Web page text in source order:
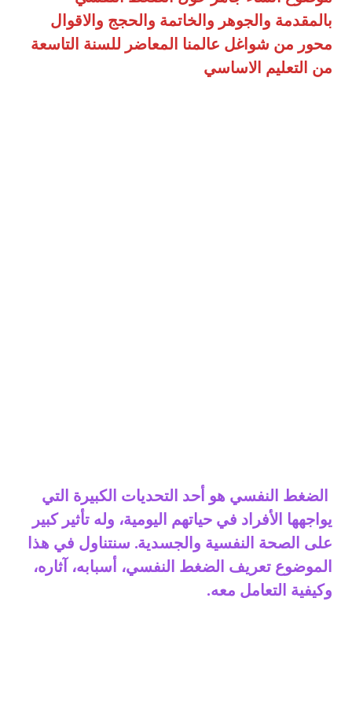
بالمقدمة والجوهر والخاتمة والحجج والاقوال
محور من شواغل عالمنا المعاضر للسنة التاسعة
من التعليم الاساسي
الضغط النفسي هو أحد التحديات الكبيرة التي
يواجهها الأفراد في حياتهم اليومية، وله تأثير كبير
على الصحة النفسية والجسدية. سنتناول في هذا
الموضوع تعريف الضغط النفسي، أسبابه، آثاره،
وكيفية التعامل معه.